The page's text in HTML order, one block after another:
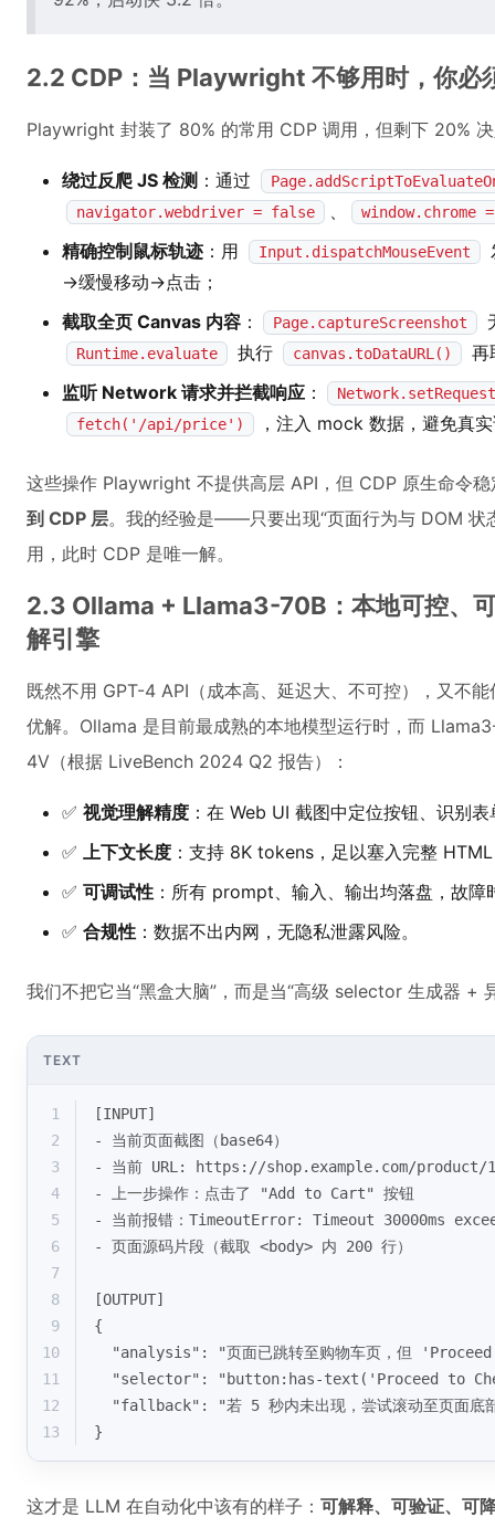
2.2 CDP：当 Playwright 不够用时，你必
Playwright 封装了 80% 的常用 CDP 调用，但剩下 20%
绕过反爬 JS 检测 ：通过
navigator.webdriver = false
、
精确控制鼠标轨迹 ：用 Input.dispatchMouseEvent
→缓慢移动→点击；
截取全页 Canvas 内容 ： Page.captureScreenshot
Runtime.evaluate 执行 canvas.toDataURL()
再
监听 Network 请求并拦截响应 ：
fetch('/api/price')
，注入 mock 数据，避免真
这些操作 Playwright 不提供高层 API，但 CDP 原生命令
到 CDP 层。我的经验是——只要出现“页面行为与 DOM 状
用，此时 CDP 是唯一解。
2.3 Ollama + Llama3-70B：本地可控、
解引擎
既然不用 GPT-4 API（成本高、延迟大、不可控），又不
优解。Ollama 是目前最成熟的本地模型运行时，而
4V（根据 LiveBench 2024 Q2 报告）：
✅ 视觉理解精度 ：在 Web UI 截图中定位按钮、识别
✅ 上下文长度 ：支持 8K tokens，足以塞入完整
✅ 可调试性 ：所有 prompt、输入、输出均落盘，故障
✅ 合规性 ：数据不出内网，无隐私泄露风险。
我们不把它当“黑盒大脑”，而是当“高级 selector 生成器 +
TEXT
1
[INPUT]
2
- 当前页面截图（base64）
3
- 当前 URL: https://shop.example.com/product/
4
- 上一步操作：点击了 "Add to Cart" 按钮
5
- 当前报错：TimeoutError: Timeout 30000ms
6
- 页面源码片段（截取 <body> 内 200 行）
7
8
[OUTPUT]
9
{
10
"analysis": "页面已跳转至购物车页，但
11
"selector": "button:has-text('Proceed to
12
"fallback": "若 5 秒内未出现，尝试滚动至页面底
13
}
这才是 LLM 在自动化中该有的样子： 可解释、可验证、可